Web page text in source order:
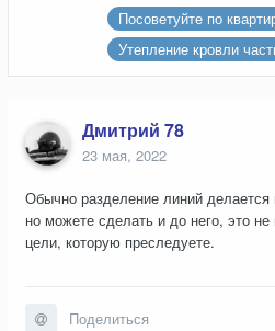
Посоветуйте по
Утепление кровли
Дмитрий 78
23 мая, 2022
Обычно разделение линий делается
но можете сделать и до него, это не
цели, которую преследуете.
Поделиться